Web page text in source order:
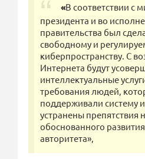
«В соответствии с
президента и во
правительства был
свободному и
киберпространству. С
Интернета будут
интеллектуальные
требования людей,
поддерживали систему
устранены препятствия
обоснованного
авторитета»,